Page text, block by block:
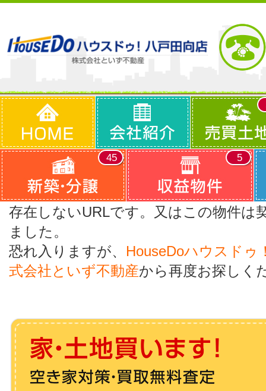
45 5
存在しないURLです。又はこの物件は
ました。
恐れ入りますが、 HouseDoハウスドゥ
式会社といず不動産から再度お探しく